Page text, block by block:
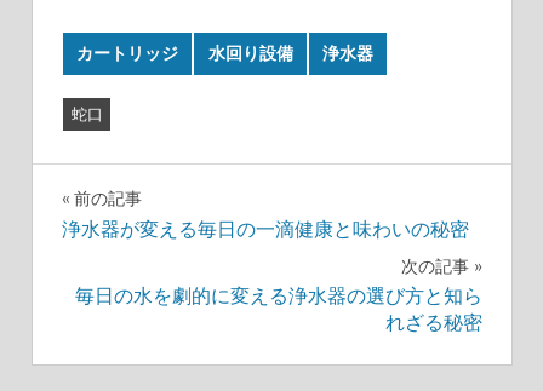
カートリッジ 水回り設備 浄水器
蛇口
投
ナ
前の記事
浄水器が変える毎日の一滴健康と味わいの秘密
次の記事
毎日の水を劇的に変える浄水器の選び方と知ら
れざる秘密